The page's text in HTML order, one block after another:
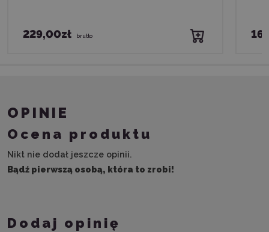
229,00zł brutto
OPINIE
Ocena produktu
Nikt nie dodał jeszcze opinii.
Bądź pierwszą osobą, która to zrobi!
Dodaj opinię